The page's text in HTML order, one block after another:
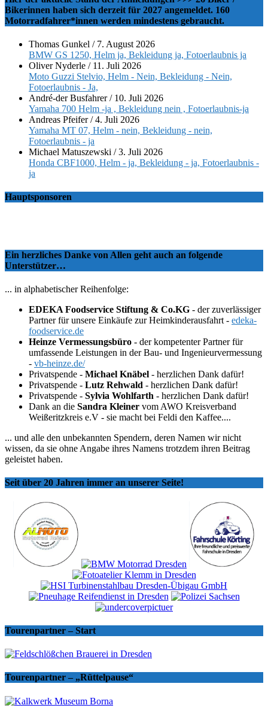
Bikerinnen haben sich derzeit für 2027 angemeldet. 160
Motorradfahrer*innen werden mindestens gebraucht.
Thomas Gunkel / 7. August 2026
BMW GS 1250, Helm ja, Bekleidung ja, Fotoerlaubnis ja
Oliver Nyderle / 11. Juli 2026
Moto Guzzi Stelvio, Helm - Nein, Bekleidung - Nein,
Fotoerlaubnis - Ja,
André-der Busfahrer/ 10. Juli 2026
Yamaha 700 Helm -ja , Bekleidung nein , Fotoerlaubnis-ja
Andreas Pfeifer/4. Juli 2026
Yamaha MT 07, Helm - nein, Bekleidung - nein,
Fotoerlaubnis - ja
Michael Matuszewski /3. Juli 2026
Honda CBF1000, Helm - ja, Bekleidung - ja, Fotoerlaubnis -
ja
Hauptsponsoren
Ein herzliches Danke von Allen geht auch an folgende
Unterstützer…
... in alphabetischer Reihenfolge:
EDEKA Foodservice Stiftung & Co.KG - der zuverlässiger
Partner für unsere Einkäufe zur Heimkinderausfahrt - edeka-
foodservice.de
Heinze Vermessungsbüro - der kompetenter Partner für
umfassende Leistungen in der Bau- und Ingenieurvermessung
- vb-heinze.de/
Privatspende - Michael Knäbel - herzlichen Dank dafür!
Privatspende - Lutz Rehwald - herzlichen Dank dafür!
Privatspende - Sylvia Wohlfarth - herzlichen Dank dafür!
Dank an die Sandra Kleiner vom AWO Kreisverband
Weißeritzkreis e.V - sie macht bei Feldi den Kaffee....
... und alle den unbekannten Spendern, deren Namen wir nicht
wissen, da sie ohne Angabe ihres Namens trotzdem ihren Beitrag
geleistet haben.
Seit über 20 Jahren immer an unserer Seite!
Tourenpartner – Start
Tourenpartner – „Rüttelpause“